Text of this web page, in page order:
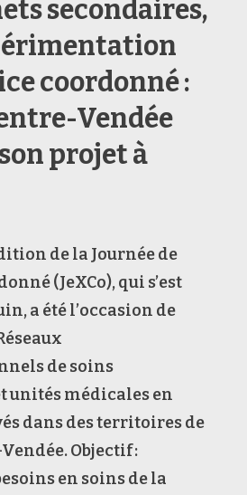
secondaires,
coordonné :
Vendée
projet à
de la Journée de
(JeXCo), qui s’est
a été l’occasion de
de soins
unités médicales en
dans des territoires de
Objectif :
en soins de la